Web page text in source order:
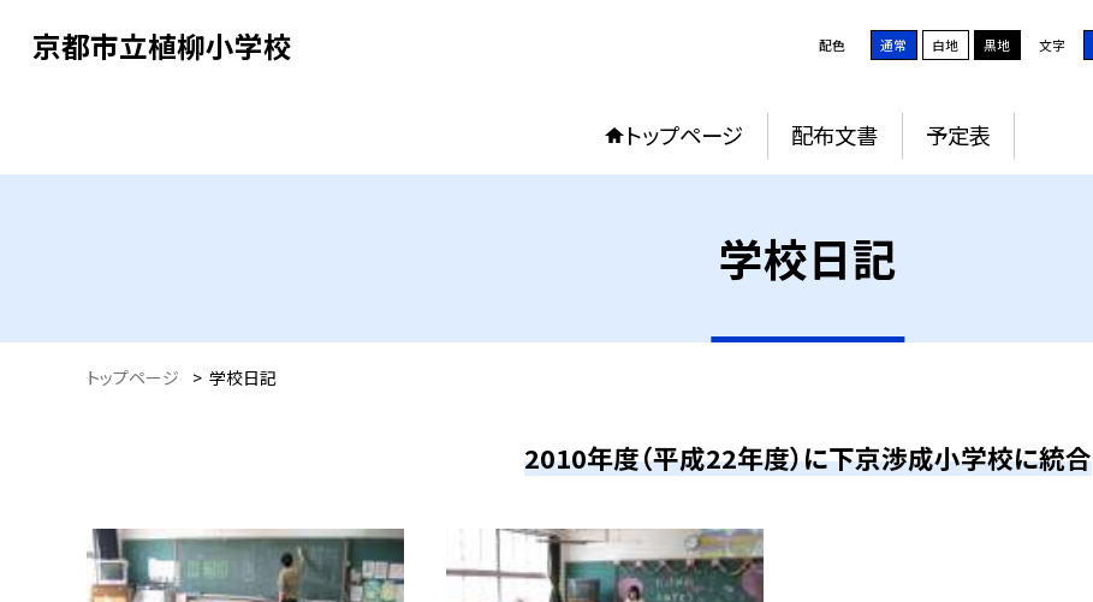
京都市立植柳小学校 配色 通常 白地 黒地 文字
トップページ 配布文書 予定表
学校日記
トップページ > 学校日記
2010年度（平成22年度）に下京渉成小学校に統合